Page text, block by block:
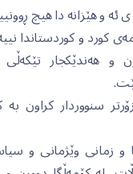
ی ئه و هێزانه دا هیچ
کورد و کوردستاندا
و هەندێکجار
سنووردار کراون بە
زمانی وێژمانی و